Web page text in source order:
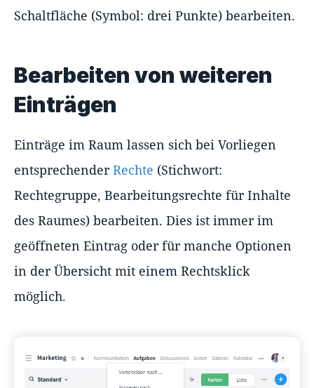
Schaltfläche (Symbol: drei Punkte) bearbeiten.
Bearbeiten von weiteren
Einträgen
Einträge im Raum lassen sich bei Vorliegen
entsprechenderRechte (Stichwort:
Rechtegruppe, Bearbeitungsrechte für Inhalte
des Raumes) bearbeiten. Dies ist immer im
geöffneten Eintrag oder für manche Optionen
in der Übersicht mit einem Rechtsklick
möglich.